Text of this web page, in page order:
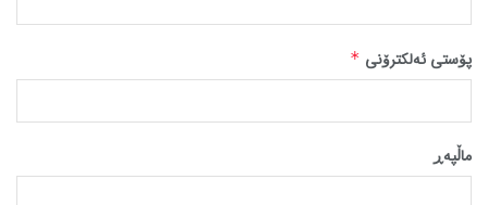
پۆستی ئەلکترۆنی *
ماڵپه‌ڕ